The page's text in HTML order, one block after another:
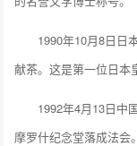
1990年10月8日日本
献茶。这是第一位日本
1992年4月13日中国
摩罗什纪念堂落成法会。